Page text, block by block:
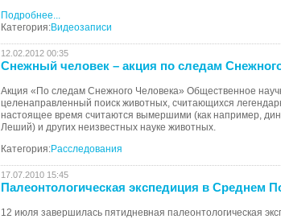
Подробнее...
Категория:Видеозаписи
12.02.2012 00:35
Снежный человек – акция по следам
Акция «По следам Снежного Человека» Общественное
целенаправленный поиск животных, считающихся
настоящее время считаются вымершими (как например,
Леший) и других неизвестных науке животных.
Категория:Расследования
17.07.2010 15:45
Палеонтологическая экспедиция в Среднем
12 июля завершилась пятидневная палеонтологическая